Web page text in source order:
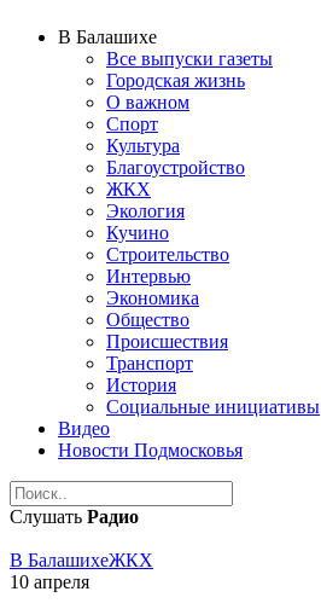
В Балашихе
Все выпуски газеты
Городская жизнь
О важном
Спорт
Культура
Благоустройство
ЖКХ
Экология
Кучино
Строительство
Интервью
Экономика
Общество
Происшествия
Транспорт
История
Социальные инициативы
Видео
Новости Подмосковья
Слушать Радио
В БалашихеЖКХ
10 апреля